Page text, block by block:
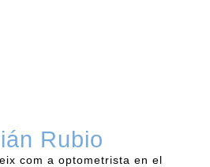
Rubio
com a optometrista en el